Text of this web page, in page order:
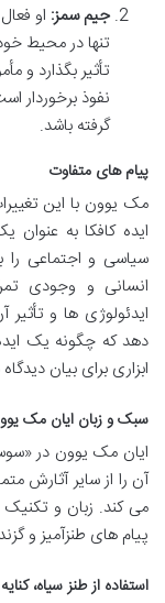
جیم سمز: او
تنها در محیط
تأثیر بگذارد و
نفوذ برخوردار
گرفته باشد.
پیام های متفاوت
مک یوون با این
ایده کافکا به
سیاسی و اجتماعی
انسانی و وجودی
ایدئولوژی ها و
دهد که چگونه یک
ابزاری برای بیان
سبک و زبان ایان مک
ایان مک یوون در
آن را از سایر آثارش
می کند. زبان و تکنیک
پیام های طنزآمیز و
استفاده از طنز سیاه،